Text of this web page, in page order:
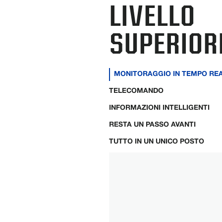
LIVELLO
MONITORAGGIO IN TEMPO
TELECOMANDO
INFORMAZIONI INTELLIGENTI
RESTA UN PASSO AVANTI
TUTTO IN UN UNICO POSTO